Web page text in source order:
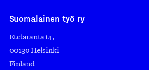
Suomalainen työ ry
Eteläranta 14,
00130 Helsinki
Finland